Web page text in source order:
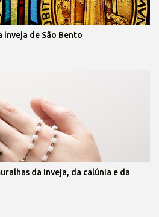
inveja de São Bento
da inveja, da calúnia e da